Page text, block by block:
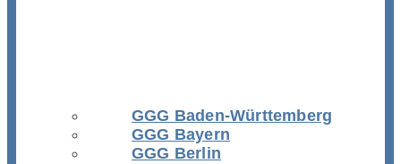
GGG Baden-Württemberg
GGG Bayern
GGG Berlin